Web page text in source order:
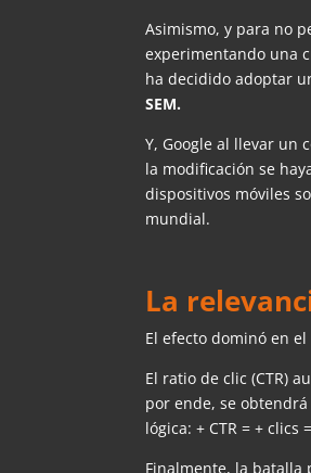
Asimismo, y para no
experimentando una
ha decidido adoptar
SEM.
Y, Google al llevar un
la modificación se
dispositivos móviles
mundial.
La
El efecto dominó en el
El ratio de clic (CTR)
por ende, se
lógica: + CTR = + clics
Finalmente, la batalla